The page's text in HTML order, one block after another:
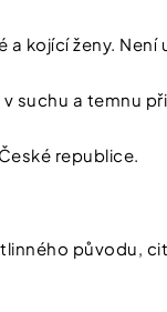
kojící ženy.
a temnu
republice.
původu,